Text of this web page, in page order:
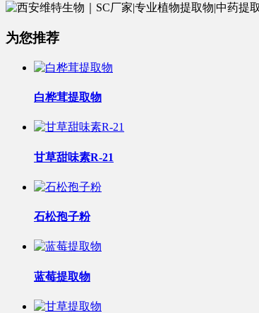
为您推荐
白桦茸提取物
甘草甜味素R-21
石松孢子粉
蓝莓提取物